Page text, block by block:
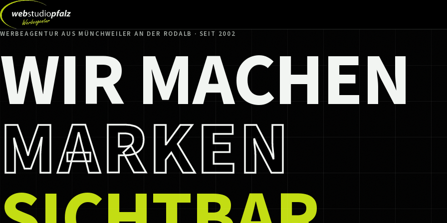
WERBEAGENTUR AUS MÜNCHWEILER AN DER RODALB · SEIT 2002
WIR MACHEN
MARKEN